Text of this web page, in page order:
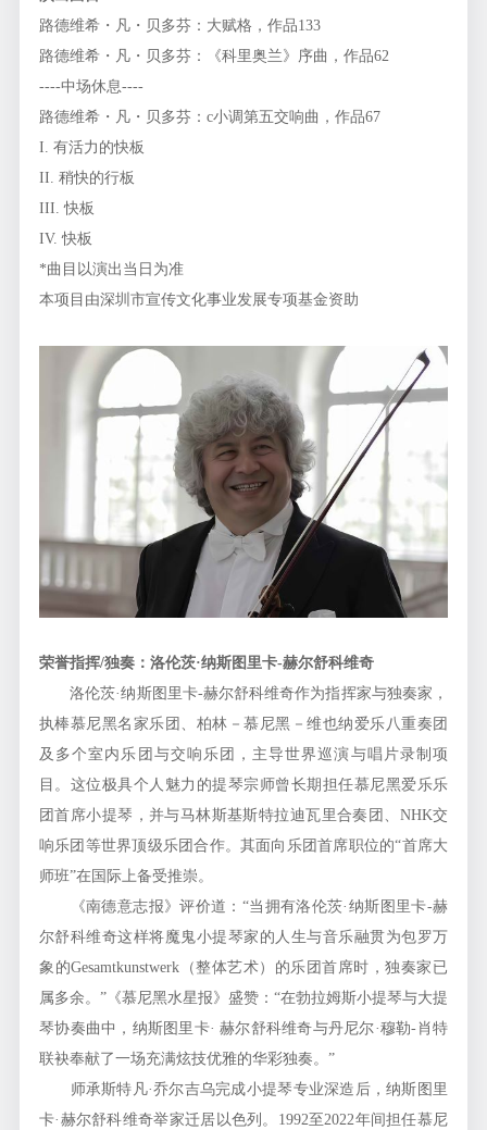
路德维希・凡・贝多芬：大赋格，作品133
路德维希・凡・贝多芬：《科里奥兰》序曲，作品62
----中场休息----
路德维希・凡・贝多芬：c小调第五交响曲，作品67
I. 有活力的快板
II. 稍快的行板
III. 快板
IV. 快板
*曲目以演出当日为准
本项目由深圳市宣传文化事业发展专项基金资助
荣誉指挥/独奏：洛伦茨·纳斯图里卡-赫尔舒科维奇
洛伦茨·纳斯图里卡-赫尔舒科维奇作为指挥家与独奏家，
执棒慕尼黑名家乐团、柏林－慕尼黑－维也纳爱乐八重奏团
及多个室内乐团与交响乐团，主导世界巡演与唱片录制项
目。这位极具个人魅力的提琴宗师曾长期担任慕尼黑爱乐乐
团首席小提琴，并与马林斯基斯特拉迪瓦里合奏团、NHK交
响乐团等世界顶级乐团合作。其面向乐团首席职位的“首席大
师班”在国际上备受推崇。
《南德意志报》评价道：“当拥有洛伦茨·纳斯图里卡-赫
尔舒科维奇这样将魔鬼小提琴家的人生与音乐融贯为包罗万
象的Gesamtkunstwerk（整体艺术）的乐团首席时，独奏家已
属多余。”《慕尼黑水星报》盛赞：“在勃拉姆斯小提琴与大提
琴协奏曲中，纳斯图里卡· 赫尔舒科维奇与丹尼尔·穆勒-肖特
联袂奉献了一场充满炫技优雅的华彩独奏。”
师承斯特凡·乔尔吉乌完成小提琴专业深造后，纳斯图里
卡·赫尔舒科维奇举家迁居以色列。1992至2022年间担任慕尼